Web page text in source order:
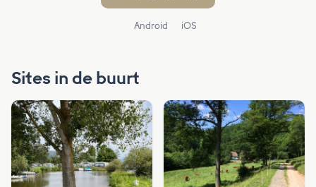
Android iOS
Sites in de buurt